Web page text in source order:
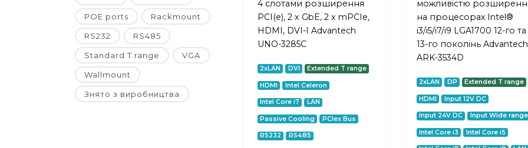
POE ports Rackmount
RS232 RS485
Standard T range VGA
Wallmount
Знято з виробництва
4 слотами розширення
PCI(e), 2 x GbE, 2 x mPCIe,
HDMI, DVI-I Advantech
UNO-3285C
2xLAN DVI Extended T range
HDMI Intel Celeron
Intel Core i7 LAN
Passive Cooling PCIex Bus
RS232 RS485
можливістю
на процесорах Intel®
i3/i5/i7/i9 LGA1700 12-го та
13-го поколінь Advantech
ARK-3534D
2xLAN DP Extended T range
HDMI Input 12V DC
Input 24V DC Input Wide range
Intel Core i3 Intel Core i5